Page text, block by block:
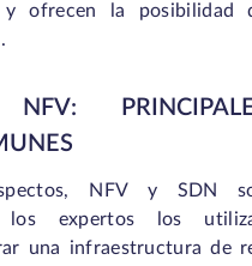
ofrecen la posibilidad
NFV y SDN
los expertos los
una infraestructura de